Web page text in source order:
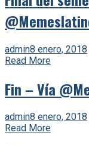
admin8 enero, 2018
Read More
Fin – Vía
admin8 enero, 2018
Read More